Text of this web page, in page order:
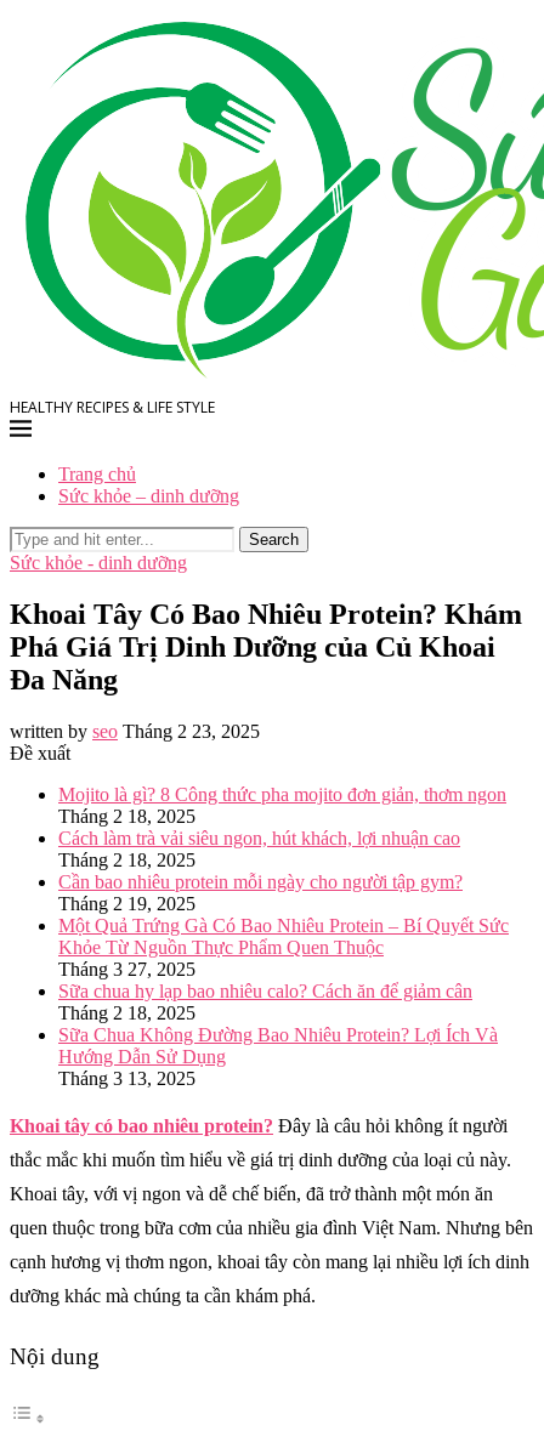
HEALTHY RECIPES & LIFE STYLE
Trang chủ
Sức khỏe – dinh dưỡng
Search
Sức khỏe - dinh dưỡng
Khoai Tây Có Bao Nhiêu Protein? Khám
Phá Giá Trị Dinh Dưỡng của Củ Khoai
Đa Năng
written by seo Tháng 2 23, 2025
Đề xuất
Mojito là gì? 8 Công thức pha mojito đơn giản, thơm ngon
Tháng 2 18, 2025
Cách làm trà vải siêu ngon, hút khách, lợi nhuận cao
Tháng 2 18, 2025
Cần bao nhiêu protein mỗi ngày cho người tập gym?
Tháng 2 19, 2025
Một Quả Trứng Gà Có Bao Nhiêu Protein – Bí Quyết Sức
Khỏe Từ Nguồn Thực Phẩm Quen Thuộc
Tháng 3 27, 2025
Sữa chua hy lạp bao nhiêu calo? Cách ăn để giảm cân
Tháng 2 18, 2025
Sữa Chua Không Đường Bao Nhiêu Protein? Lợi Ích Và
Hướng Dẫn Sử Dụng
Tháng 3 13, 2025
Khoai tây có bao nhiêu protein? Đây là câu hỏi không ít người
thắc mắc khi muốn tìm hiểu về giá trị dinh dưỡng của loại củ này.
Khoai tây, với vị ngon và dễ chế biến, đã trở thành một món ăn
quen thuộc trong bữa cơm của nhiều gia đình Việt Nam. Nhưng bên
cạnh hương vị thơm ngon, khoai tây còn mang lại nhiều lợi ích dinh
dưỡng khác mà chúng ta cần khám phá.
Nội dung